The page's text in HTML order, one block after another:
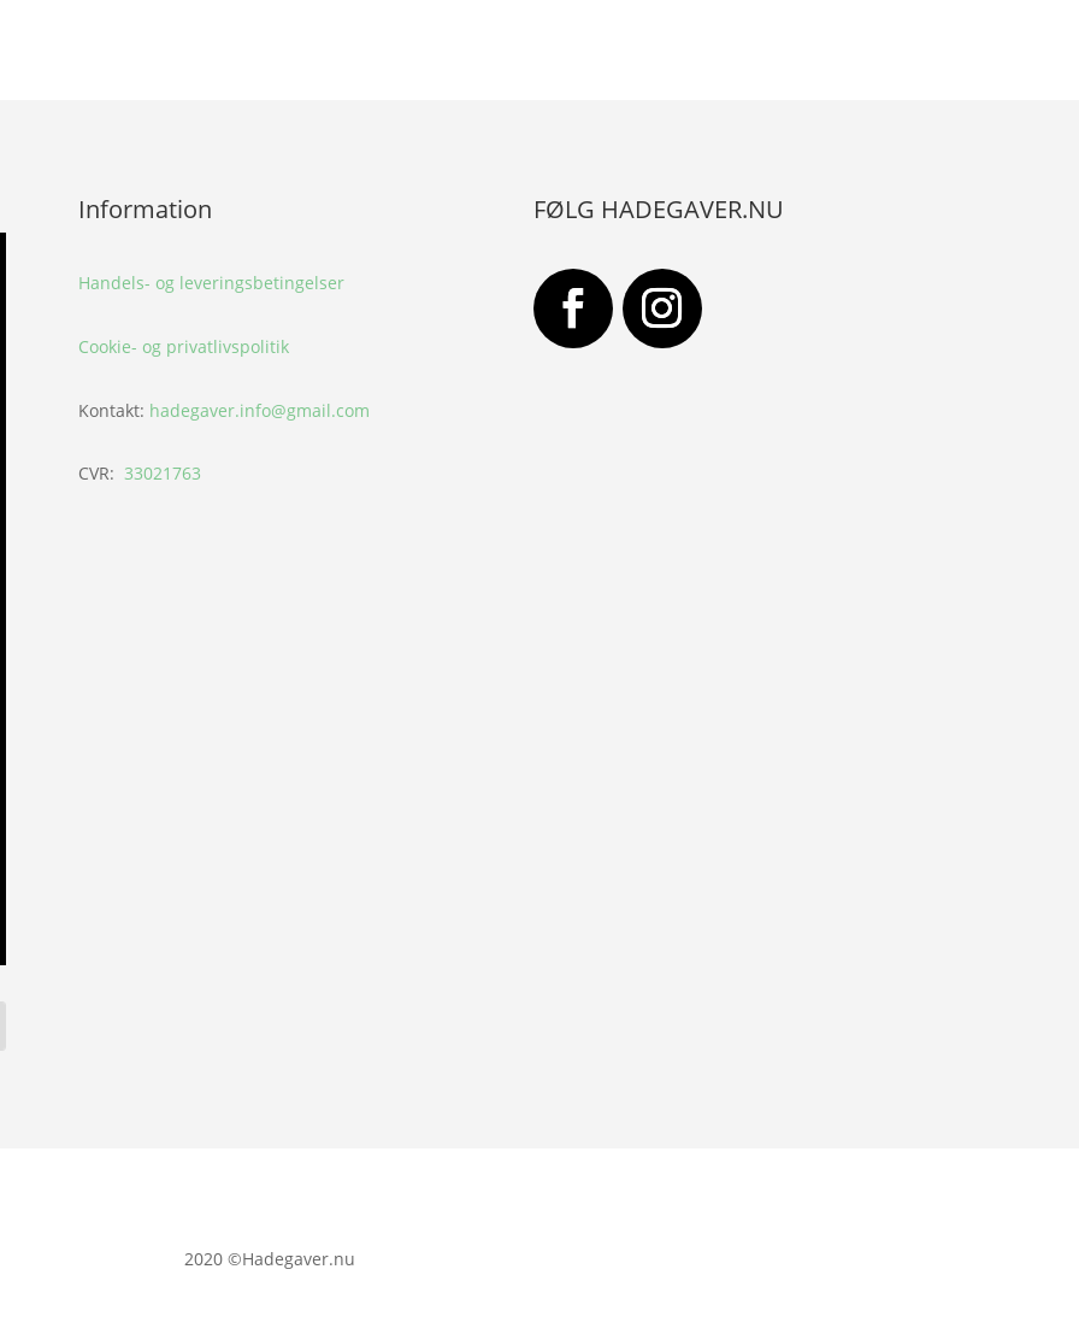
Information
Handels- og leveringsbetingelser
Cookie- og privatlivspolitik
Kontakt: hadegaver.info@gmail.com
CVR: 33021763
FØLG HADEGAVER.NU
2020 ©Hadegaver.nu